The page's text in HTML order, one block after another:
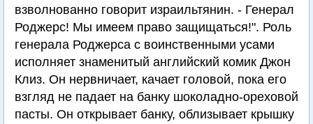
взволнованно говорит израильтянин. - Генерал
Роджерс! Мы имеем право защищаться!". Роль
генерала Роджерса с воинственными усами
исполняет знаменитый английский комик Джон
Клиз. Он нервничает, качает головой, пока его
взгляд не падает на банку шоколадно-ореховой
пасты. Он открывает банку, облизывает крышку